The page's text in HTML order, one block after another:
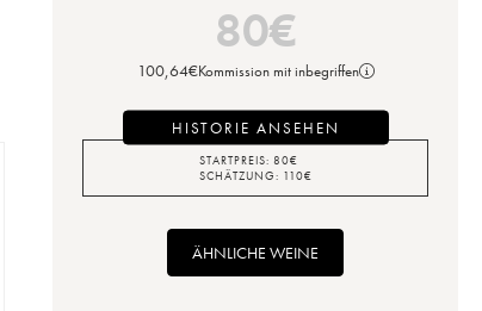
80€
100,64€Kommission mit inbegriffen
HISTORIE ANSEHEN
STARTPREIS: 80€
SCHÄTZUNG: 110€
ÄHNLICHE WEINE